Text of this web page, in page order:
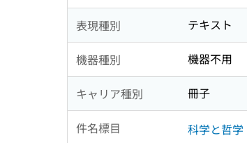
表現種別 テキスト
機器種別 機器不用
キャリア種別 冊子
件名標目 科学と哲学